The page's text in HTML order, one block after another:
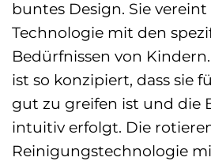
buntes Design. Sie
Technologie mit den
Bedürfnissen von
ist so konzipiert, dass sie
gut zu greifen ist und die
intuitiv erfolgt. Die
Reinigungstechnologie